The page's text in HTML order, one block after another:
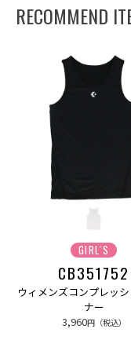
RECOMMEND
GIRL'S
CB351752
ウィメンズコンプレッ
ナー
3,960円（税込）